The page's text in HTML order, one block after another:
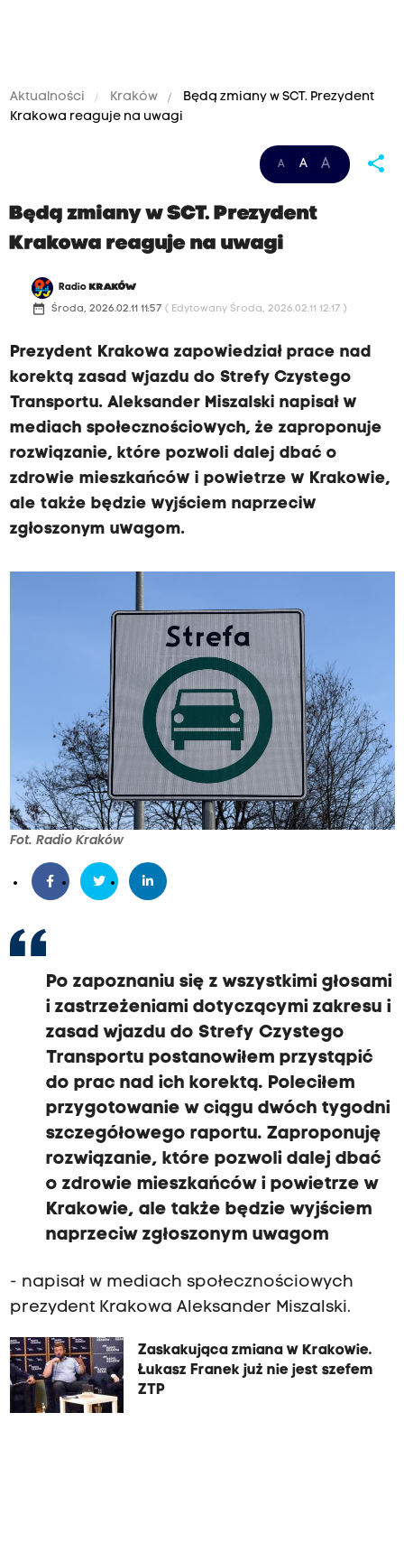
Aktualności Kraków
Będą zmiany w SCT. Prezydent
Krakowa reaguje na uwagi
A A A share
Będą zmiany w SCT. Prezydent
Krakowa reaguje na uwagi
Radio KRAKÓW
date_range Środa, 2026.02.11 11:57 ( Edytowany Środa, 2026.02.11 12:17 )
Prezydent Krakowa zapowiedział prace nad
korektą zasad wjazdu do Strefy Czystego
Transportu. Aleksander Miszalski napisał w
mediach społecznościowych, że zaproponuje
rozwiązanie, które pozwoli dalej dbać o
zdrowie mieszkańców i powietrze w Krakowie,
ale także będzie wyjściem naprzeciw
zgłoszonym uwagom.
Fot. Radio Kraków
Po zapoznaniu się z wszystkimi głosami
i zastrzeżeniami dotyczącymi zakresu i
zasad wjazdu do Strefy Czystego
Transportu postanowiłem przystąpić
do prac nad ich korektą. Poleciłem
przygotowanie w ciągu dwóch tygodni
szczegółowego raportu. Zaproponuję
rozwiązanie, które pozwoli dalej dbać
o zdrowie mieszkańców i powietrze w
Krakowie, ale także będzie wyjściem
naprzeciw zgłoszonym uwagom
- napisał w mediach społecznościowych
prezydent Krakowa Aleksander Miszalski.
Zaskakująca zmiana w Krakowie.
Łukasz Franek już nie jest szefem
ZTP